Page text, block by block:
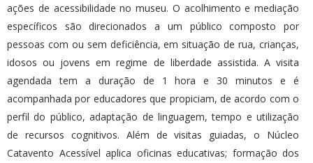
ações de acessibilidade no museu. O acolhimento e mediação
específicos são direcionados a um público composto por
pessoas com ou sem deficiência, em situação de rua, crianças,
idosos ou jovens em regime de liberdade assistida. A visita
agendada tem a duração de 1 hora e 30 minutos e é
acompanhada por educadores que propiciam, de acordo com o
perfil do público, adaptação de linguagem, tempo e utilização
de recursos cognitivos. Além de visitas guiadas, o Núcleo
Catavento Acessível aplica oficinas educativas; formação dos